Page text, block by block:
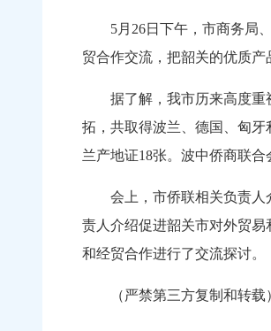
5月26日下午，市商务局、
贸合作交流，把韶关的优质
据了解，我市历来高度重视
拓，共取得波兰、德国、匈
兰产地证18张。波中侨商联
会上，市侨联相关负责人介
责人介绍促进韶关市对外贸
和经贸合作进行了交流探讨
（严禁第三方复制和转载